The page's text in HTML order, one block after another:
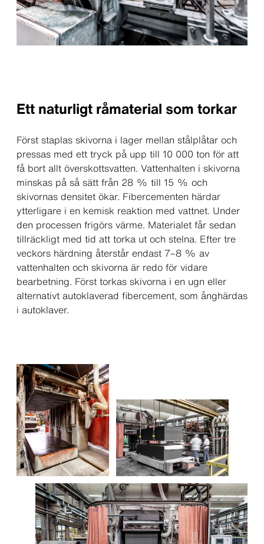
Ett naturligt råmaterial som torkar
Först staplas skivorna i lager mellan stålplåtar och
pressas med ett tryck på upp till 10 000 ton för att
få bort allt överskottsvatten. Vattenhalten i skivorna
minskas på så sätt från 28 % till 15 % och
skivornas densitet ökar. Fibercementen härdar
ytterligare i en kemisk reaktion med vattnet. Under
den processen frigörs värme. Materialet får sedan
tillräckligt med tid att torka ut och stelna. Efter tre
veckors härdning återstår endast 7–8 % av
vattenhalten och skivorna är redo för vidare
bearbetning. Först torkas skivorna i en ugn eller
alternativt autoklaverad fibercement, som ånghärdas
i autoklaver.